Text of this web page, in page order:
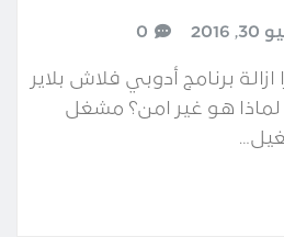
2016
0
برنامج أدوبي فلاش بلاير
Adobe Flash Player لماذا هو غير امن؟ مشغل